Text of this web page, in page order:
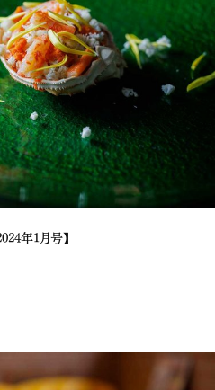
年1月号】